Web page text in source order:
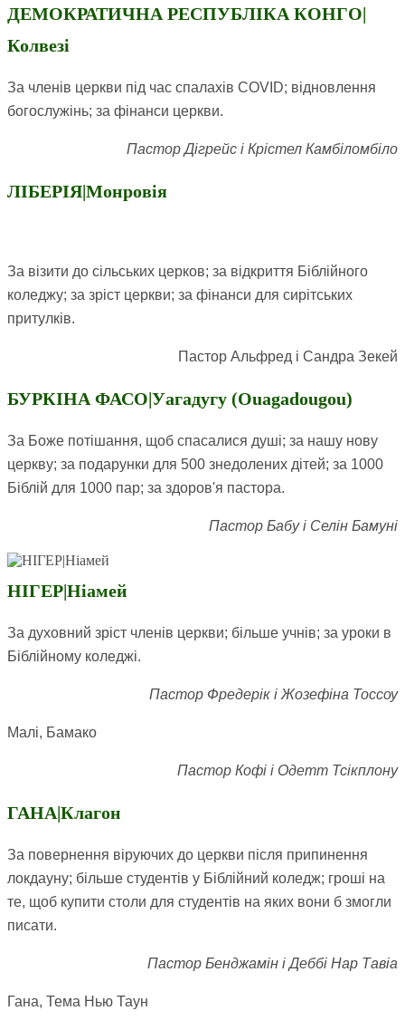
ДЕМОКРАТИЧНА РЕСПУБЛІКА КОНГО|
Колвезі
За членів церкви під час спалахів COVID; відновлення
богослужінь; за фінанси церкви.
Пастор Дігрейс і Крістел Камбіломбіло
ЛІБЕРІЯ|Монровія
За візити до сільських церков; за відкриття Біблійного
коледжу; за зріст церкви; за фінанси для сирітських
притулків.
Пастор Альфред і Сандра Зекей
БУРКІНА ФАСО|Уагадугу (Ouagadougou)
За Боже потішання, щоб спасалися душі; за нашу нову
церкву; за подарунки для 500 знедолених дітей; за 1000
Біблій для 1000 пар; за здоров'я пастора.
Пастор Бабу і Селін Бамуні
НІГЕР|Ніамей
За духовний зріст членів церкви; більше учнів; за уроки в
Біблійному коледжі.
Пастор Фредерік і Жозефіна Тоссоу
Малі, Бамако
Пастор Кофі і Одетт Тсікплону
ГАНА|Клагон
За повернення віруючих до церкви після припинення
локдауну; більше студентів у Біблійний коледж; гроші на
те, щоб купити столи для студентів на яких вони б змогли
писати.
Пастор Бенджамін і Деббі Нар Тавіа
Гана, Тема Нью Таун